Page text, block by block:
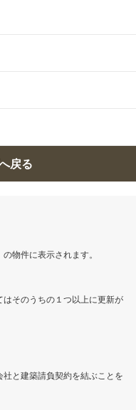
戻る
物件に表示されます。
そのうちの１つ以上に更新が
と建築請負契約を結ぶことを